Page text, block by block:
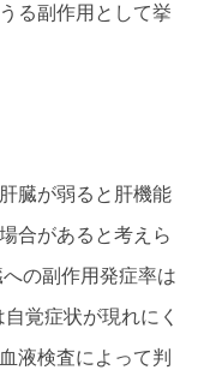
る副作用として挙
臓が弱ると肝機能
合があると考えら
の副作用発症率は
覚症状が現れにく
液検査によって判